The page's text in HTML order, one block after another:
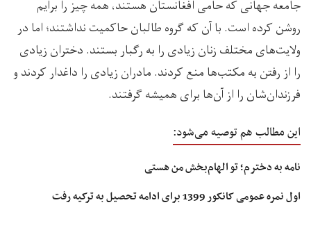
جامعه جهانی که حامی افغانستان هستند، همه چیز را برایم
روشن کرده است. با آن که گروه طالبان حاکمیت نداشتند؛ اما در
ولایت‌های مختلف زنان زیادی را به رگبار بستند. دختران زیادی
را از رفتن به مکتب‌ها منع کردند. مادران زیادی را داغدار کردند و
فرزندان‌شان را از آن‌ها برای همیشه گرفتند.
این مطالب هم توصیه می‌شود:
نامه‌ به دخترم؛ تو الهام‌بخش من هستی
اول نمره عمومی کانکور 1399 برای ادامه تحصیل به ترکیه رفت